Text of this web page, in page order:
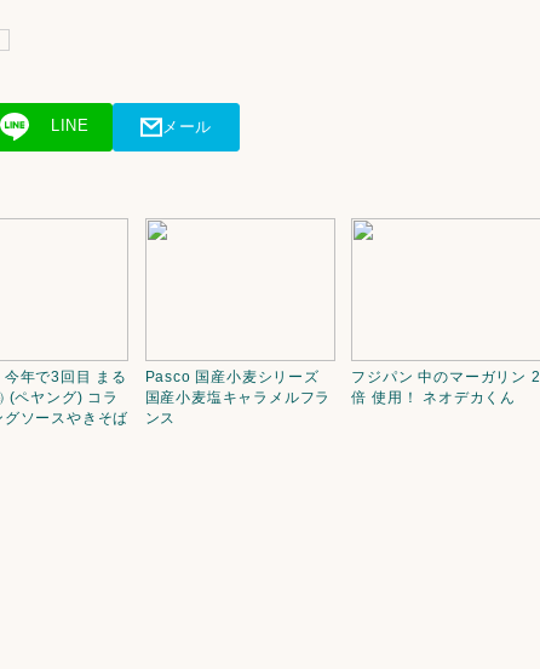
LINE メール
今年で3回目 まる
(ペヤング) コラ
グソースやきそば
Pasco 国産小麦シリーズ
国産小麦塩キャラメルフラ
ンス
フジパン 中のマーガリン 2
倍 使用！ ネオデカくん